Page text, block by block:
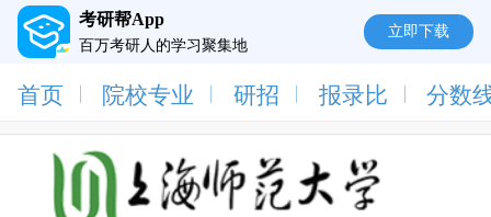
考研帮App
百万考研人的学习聚集地
立即下载
首页 院校专业 研招 报录比 分数